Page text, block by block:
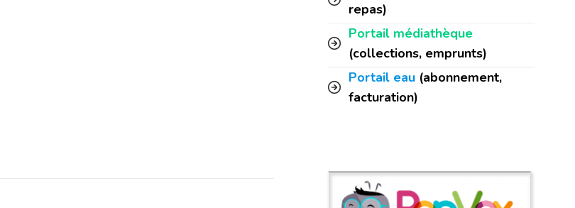
repas)
Portail médiathèque
(collections, emprunts)
Portail eau (abonnement,
facturation)